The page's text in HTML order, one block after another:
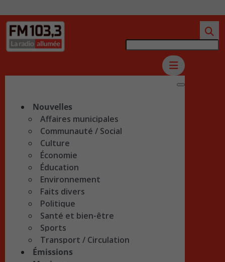
Nouvelles
Affaires municipales
Communauté / Social
Culture
Économie
Éducation
Environnement
Faits divers
Politique
Santé et bien-être
Sports
Transport / Circulation
Émissions